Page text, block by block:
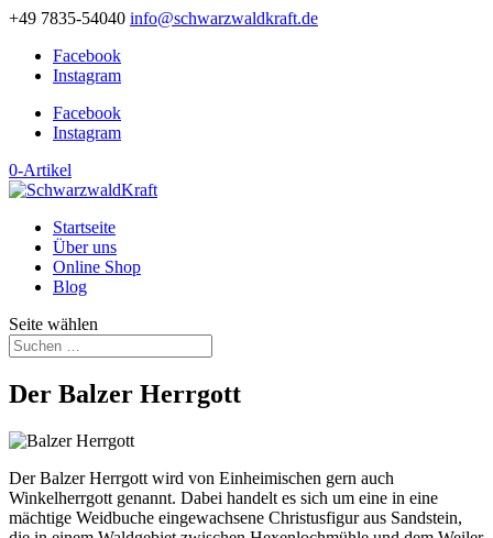
+49 7835-54040 info@schwarzwaldkraft.de
Facebook
Instagram
Facebook
Instagram
0-Artikel
Startseite
Über uns
Online Shop
Blog
Seite wählen
Der Balzer Herrgott
Der Balzer Herrgott wird von Einheimischen gern auch
Winkelherrgott genannt. Dabei handelt es sich um eine in eine
mächtige Weidbuche eingewachsene Christusfigur aus Sandstein,